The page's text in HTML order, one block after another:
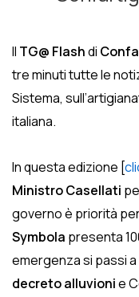
Il TG@ Flashdi
tre minuti tutte le
Sistema,
italiana.
In questa edizione [
Ministro Casellati
governo è priorità per
Symbola presenta
emergenza si passi
decreto alluvionie